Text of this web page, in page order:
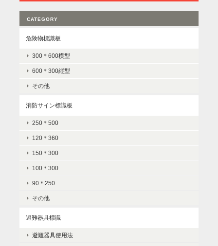
CATEGORY
危険物標識板
300＊600横型
600＊300縦型
その他
消防サイン標識板
250＊500
120＊360
150＊300
100＊300
90＊250
その他
避難器具標識
避難器具使用法